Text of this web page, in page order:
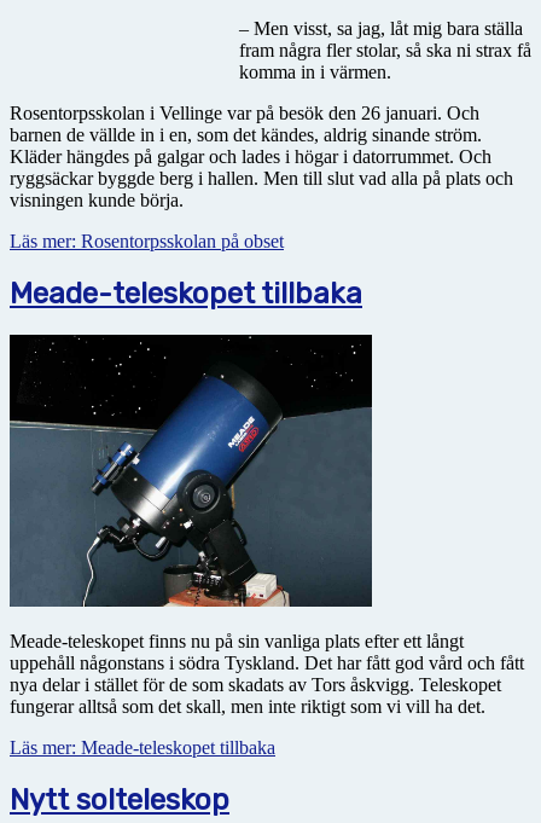
– Men visst, sa jag, låt mig bara ställa
fram några fler stolar, så ska ni strax få
komma in i värmen.
Rosentorpsskolan i Vellinge var på besök den 26 januari. Och
barnen de vällde in i en, som det kändes, aldrig sinande ström.
Kläder hängdes på galgar och lades i högar i datorrummet. Och
ryggsäckar byggde berg i hallen. Men till slut vad alla på plats och
visningen kunde börja.
Läs mer: Rosentorpsskolan på obset
Meade-teleskopet tillbaka
Meade-teleskopet finns nu på sin vanliga plats efter ett långt
uppehåll någonstans i södra Tyskland. Det har fått god vård och fått
nya delar i stället för de som skadats av Tors åskvigg. Teleskopet
fungerar alltså som det skall, men inte riktigt som vi vill ha det.
Läs mer: Meade-teleskopet tillbaka
Nytt solteleskop